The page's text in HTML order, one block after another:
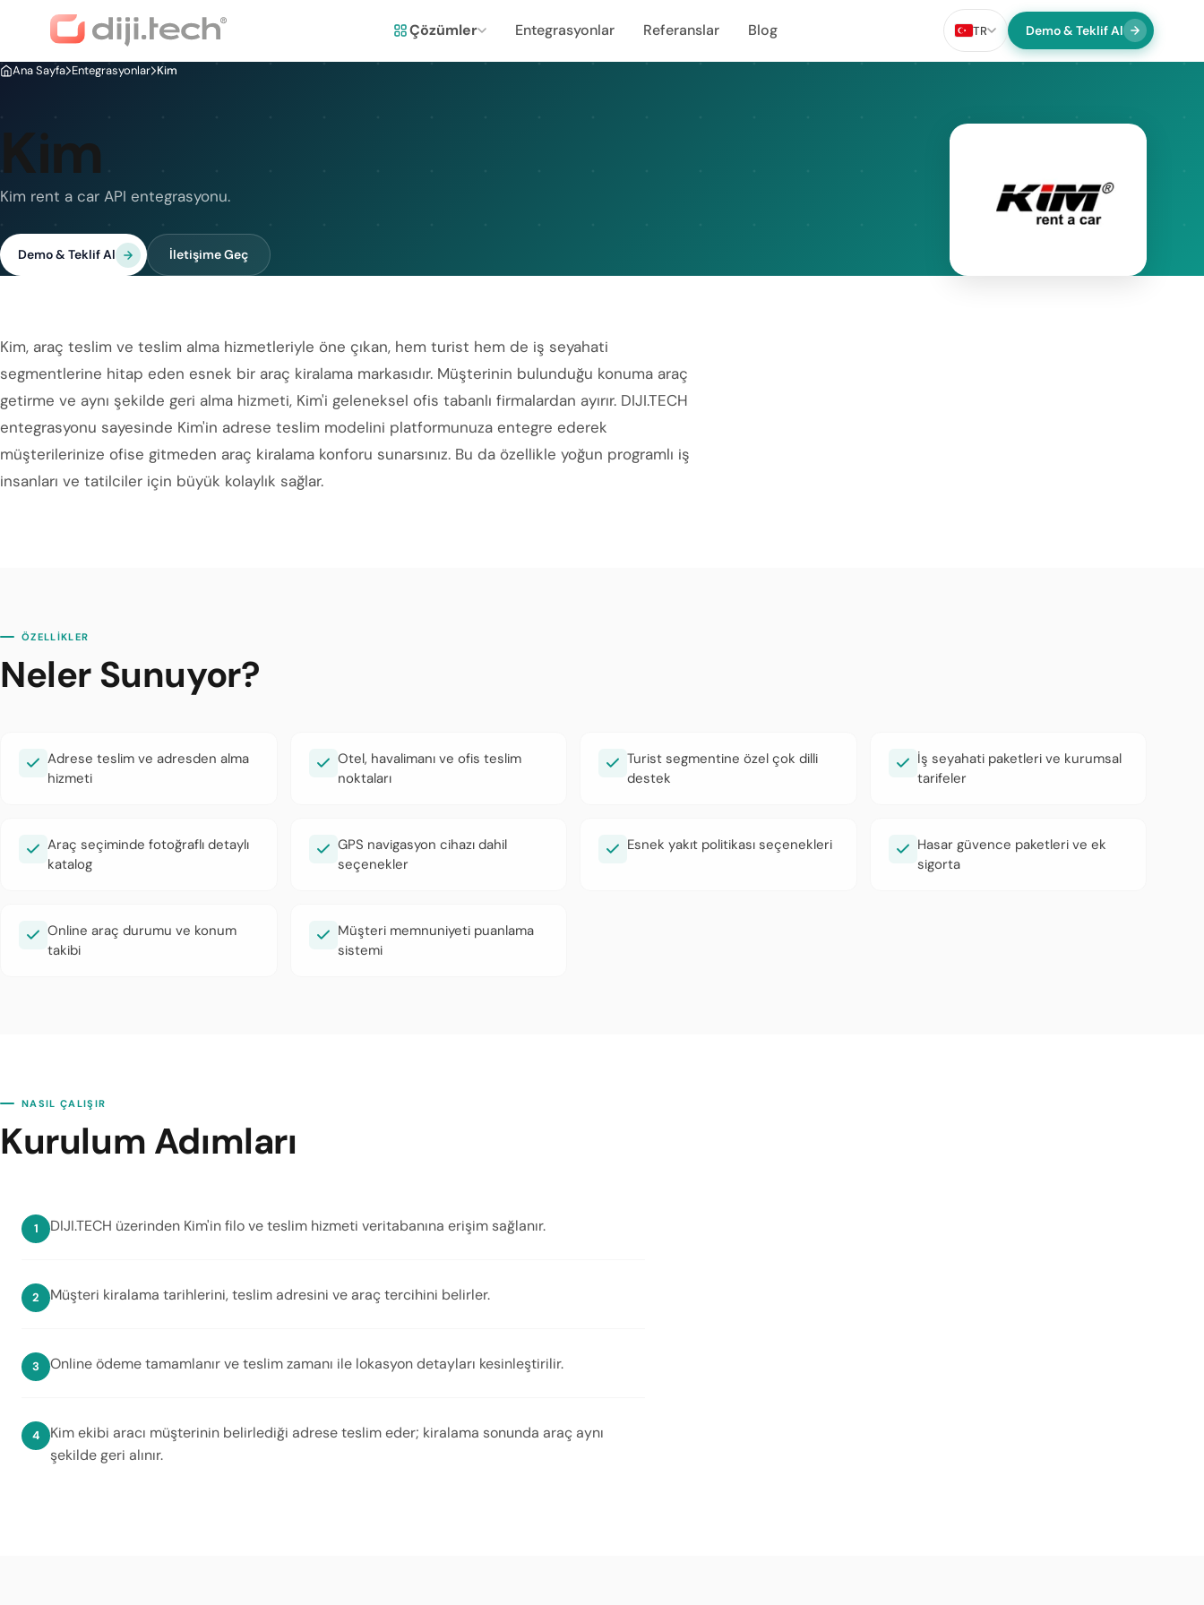
Çözümler Entegrasyonlar Referanslar Blog TR Demo & Teklif Al
Ana Sayfa Entegrasyonlar Kim
Kim
Kim rent a car API entegrasyonu.
Demo & Teklif Al İletişime Geç
Kim, araç teslim ve teslim alma hizmetleriyle öne çıkan, hem turist hem de iş seyahati
segmentlerine hitap eden esnek bir araç kiralama markasıdır. Müşterinin bulunduğu konuma araç
getirme ve aynı şekilde geri alma hizmeti, Kim'i geleneksel ofis tabanlı firmalardan ayırır. DIJI.TECH
entegrasyonu sayesinde Kim'in adrese teslim modelini platformunuza entegre ederek
müşterilerinize ofise gitmeden araç kiralama konforu sunarsınız. Bu da özellikle yoğun programlı iş
insanları ve tatilciler için büyük kolaylık sağlar.
ÖZELLİKLER
Neler Sunuyor?
Adrese teslim ve adresden alma
hizmeti
Otel, havalimanı ve ofis teslim
noktaları
Turist segmentine özel çok dilli
destek
İş seyahati paketleri ve kurumsal
tarifeler
Araç seçiminde fotoğraflı detaylı
katalog
GPS navigasyon cihazı dahil
seçenekler
Esnek yakıt politikası seçenekleri
Hasar güvence paketleri ve ek
sigorta
Online araç durumu ve konum
takibi
Müşteri memnuniyeti puanlama
sistemi
NASIL ÇALIŞIR
Kurulum Adımları
DIJI.TECH üzerinden Kim'in filo ve teslim hizmeti veritabanına erişim sağlanır.
Müşteri kiralama tarihlerini, teslim adresini ve araç tercihini belirler.
Online ödeme tamamlanır ve teslim zamanı ile lokasyon detayları kesinleştirilir.
Kim ekibi aracı müşterinin belirlediği adrese teslim eder; kiralama sonunda araç aynı
şekilde geri alınır.